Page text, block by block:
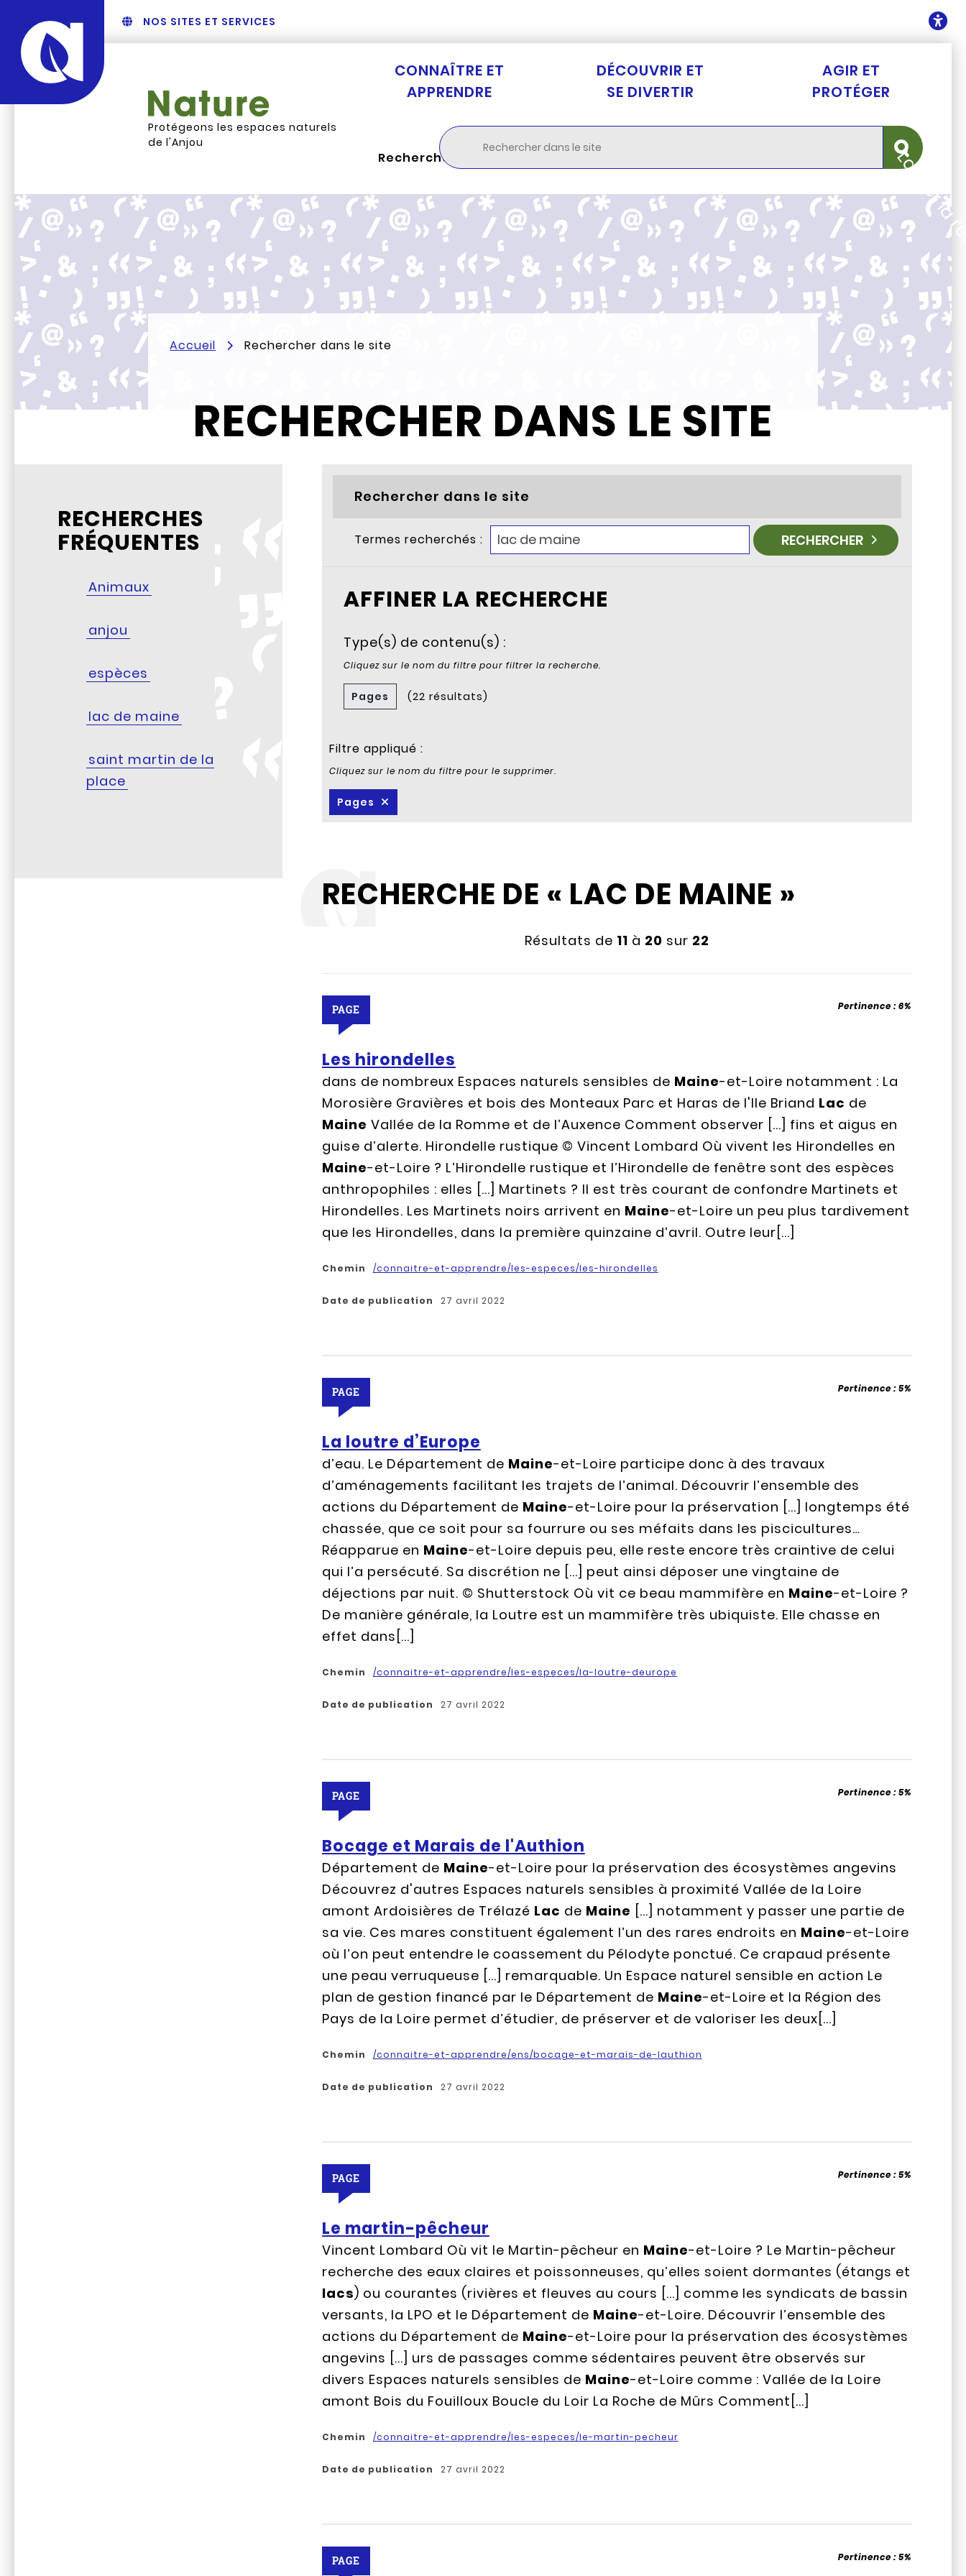
NOS SITES ET SERVICES
Protégeons les espaces naturels
de l'Anjou
CONNAÎTRE ET
APPRENDRE
DÉCOUVRIR ET
SE DIVERTIR
AGIR ET
PROTÉGER
Rechercher
Accueil Rechercher dans le site
RECHERCHER DANS LE SITE
RECHERCHES
FRÉQUENTES
Animaux
anjou
espèces
lac de maine
saint martin de la
place
Rechercher dans le site
Termes recherchés : RECHERCHER
AFFINER LA RECHERCHE
Type(s) de contenu(s) :
Cliquez sur le nom du filtre pour filtrer la recherche.
Pages (22 résultats)
Filtre appliqué :
Cliquez sur le nom du filtre pour le supprimer.
Pages
RECHERCHE DE « LAC DE MAINE »
Résultats de 11 à 20 sur 22
Les hirondelles
PAGE Pertinence :6%
dans de nombreux Espaces naturels sensibles de Maine-et-Loire notamment : La
Morosière Gravières et bois des Monteaux Parc et Haras de l'Ile Briand Lac de
Maine Vallée de la Romme et de l’Auxence Comment observer [...] fins et aigus en
guise d’alerte. Hirondelle rustique © Vincent Lombard Où vivent les Hirondelles en
Maine-et-Loire ? L’Hirondelle rustique et l’Hirondelle de fenêtre sont des espèces
anthropophiles : elles [...] Martinets ? Il est très courant de confondre Martinets et
Hirondelles. Les Martinets noirs arrivent en Maine-et-Loire un peu plus tardivement
que les Hirondelles, dans la première quinzaine d’avril. Outre leur[...]
Chemin /connaitre-et-apprendre/les-especes/les-hirondelles
Date de publication 27 avril 2022
La loutre d’Europe
PAGE Pertinence :5%
d’eau. Le Département de Maine-et-Loire participe donc à des travaux
d’aménagements facilitant les trajets de l’animal. Découvrir l’ensemble des
actions du Département de Maine-et-Loire pour la préservation [...] longtemps été
chassée, que ce soit pour sa fourrure ou ses méfaits dans les piscicultures…
Réapparue en Maine-et-Loire depuis peu, elle reste encore très craintive de celui
qui l’a persécuté. Sa discrétion ne [...] peut ainsi déposer une vingtaine de
déjections par nuit. © Shutterstock Où vit ce beau mammifère en Maine-et-Loire ?
De manière générale, la Loutre est un mammifère très ubiquiste. Elle chasse en
effet dans[...]
Chemin /connaitre-et-apprendre/les-especes/la-loutre-deurope
Date de publication 27 avril 2022
Bocage et Marais de l'Authion
PAGE Pertinence :5%
Département de Maine-et-Loire pour la préservation des écosystèmes angevins
Découvrez d'autres Espaces naturels sensibles à proximité Vallée de la Loire
amont Ardoisières de Trélazé Lac de Maine [...] notamment y passer une partie de
sa vie. Ces mares constituent également l’un des rares endroits en Maine-et-Loire
où l’on peut entendre le coassement du Pélodyte ponctué. Ce crapaud présente
une peau verruqueuse [...] remarquable. Un Espace naturel sensible en action Le
plan de gestion financé par le Département de Maine-et-Loire et la Région des
Pays de la Loire permet d’étudier, de préserver et de valoriser les deux[...]
Chemin /connaitre-et-apprendre/ens/bocage-et-marais-de-lauthion
Date de publication 27 avril 2022
Le martin-pêcheur
PAGE Pertinence :5%
Vincent Lombard Où vit le Martin-pêcheur en Maine-et-Loire ? Le Martin-pêcheur
recherche des eaux claires et poissonneuses, qu’elles soient dormantes (étangs et
lacs) ou courantes (rivières et fleuves au cours [...] comme les syndicats de bassin
versants, la LPO et le Département de Maine-et-Loire. Découvrir l’ensemble des
actions du Département de Maine-et-Loire pour la préservation des écosystèmes
angevins [...] urs de passages comme sédentaires peuvent être observés sur
divers Espaces naturels sensibles de Maine-et-Loire comme : Vallée de la Loire
amont Bois du Fouilloux Boucle du Loir La Roche de Mûrs Comment[...]
Chemin /connaitre-et-apprendre/les-especes/le-martin-pecheur
Date de publication 27 avril 2022
PAGE Pertinence :5%